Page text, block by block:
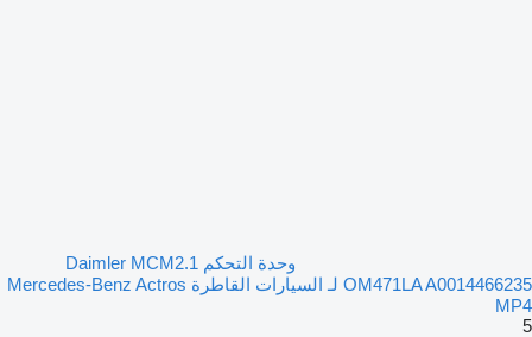
وحدة التحكم Daimler MCM2.1
OM471LA A0014466235 لـ السيارات القاطرة Mercedes-Benz Actros
MP4
5